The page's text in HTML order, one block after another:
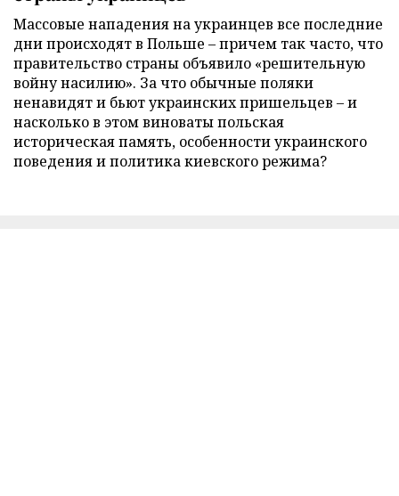
Массовые нападения на украинцев все последние
дни происходят в Польше – причем так часто, что
правительство страны объявило «решительную
войну насилию». За что обычные поляки
ненавидят и бьют украинских пришельцев – и
насколько в этом виноваты польская
историческая память, особенности украинского
поведения и политика киевского режима?